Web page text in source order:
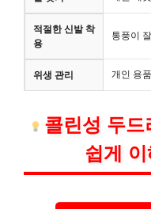
적절한 신발 착
용
통풍이
위생 관리 개인 용
콜린성 두
쉽게